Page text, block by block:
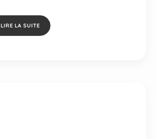
LIRE LA SUITE